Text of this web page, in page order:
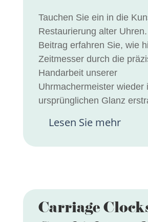
Tauchen Sie ein in die
Restaurierung alter
Beitrag erfahren Sie, wie
Zeitmesser durch die
Handarbeit unserer
Uhrmachermeister wieder
ursprünglichen Glanz
Lesen Sie mehr
Carriage